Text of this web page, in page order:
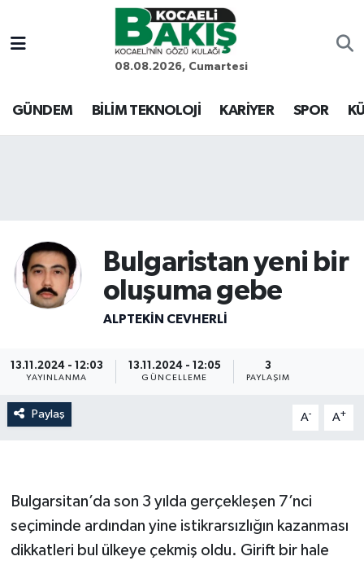
08.08.2026, Cumartesi
GÜNDEM BİLİM TEKNOLOJİ KARİYER SPOR
Bulgaristan yeni bir
oluşuma gebe
ALPTEKİN CEVHERLİ
13.11.2024 - 12:03
YAYINLANMA
13.11.2024 - 12:05
GÜNCELLEME
3
PAYLAŞIM
Paylaş A- A+
Bulgarsitan’da son 3 yılda gerçekleşen 7’nci
seçiminde ardından yine istikrarsızlığın kazanması
dikkatleri bul ülkeye çekmiş oldu. Girift bir hale
Kocaeli Nöbetçi Eczaneler
Kocaeli Hava Durumu
Son Dakika Haberleri
Haber Arşivi